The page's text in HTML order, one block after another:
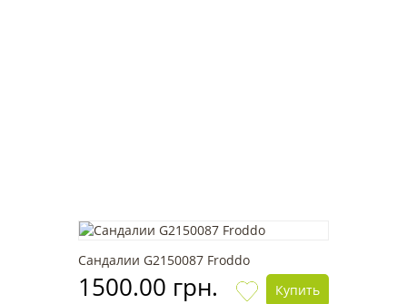
Сандалии G2150087 Froddo
1500.00 грн. Купить